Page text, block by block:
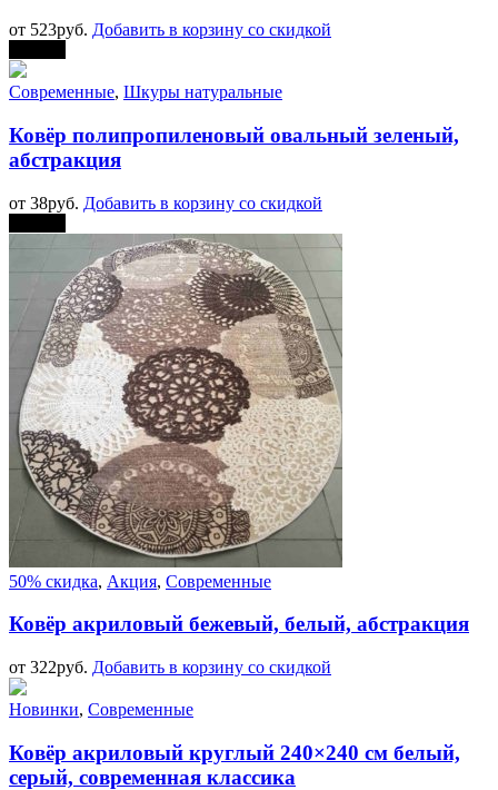
от 523руб. Добавить в корзину со скидкой
Современные, Шкуры натуральные
Ковёр полипропиленовый овальный зеленый,
абстракция
от 38руб. Добавить в корзину со скидкой
50% скидка, Акция, Современные
Ковёр акриловый бежевый, белый, абстракция
от 322руб. Добавить в корзину со скидкой
Новинки, Современные
Ковёр акриловый круглый 240×240 см белый,
серый, современная классика